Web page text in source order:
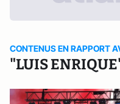
CONTENUS EN RAPPORT
"LUIS